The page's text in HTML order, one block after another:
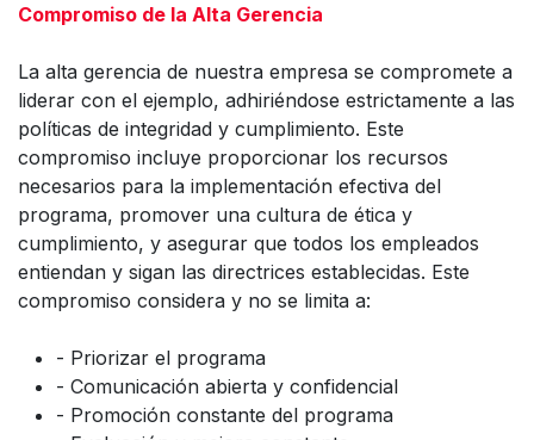
Compromiso de la Alta Gerencia
La alta gerencia de nuestra empresa se compromete a
liderar con el ejemplo, adhiriéndose estrictamente a las
políticas de integridad y cumplimiento. Este
compromiso incluye proporcionar los recursos
necesarios para la implementación efectiva del
programa, promover una cultura de ética y
cumplimiento, y asegurar que todos los empleados
entiendan y sigan las directrices establecidas. Este
compromiso considera y no se limita a:
- Priorizar el programa
- Comunicación abierta y confidencial
- Promoción constante del programa